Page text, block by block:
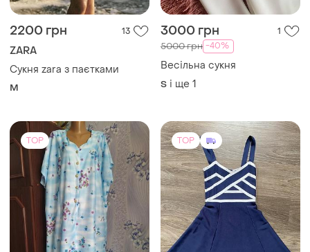
2200 грн 13
ZARA
Сукня zara з паєтками
M
3000 грн 1
5000 грн -40%
Весільна сукня
S і ще 1
TOP TOP